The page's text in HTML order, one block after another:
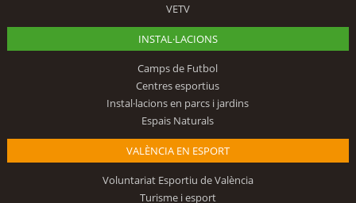
VETV
INSTAL·LACIONS
Camps de Futbol
Centres esportius
Instal·lacions en parcs i jardins
Espais Naturals
VALÈNCIA EN ESPORT
Voluntariat Esportiu de València
Turisme i esport